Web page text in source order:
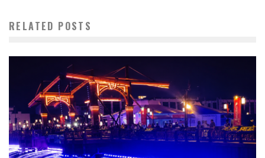
RELATED POSTS